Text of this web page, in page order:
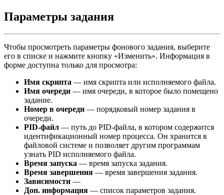
Параметры задания
Чтобы просмотреть параметры фонового задания, выберите
его в списке и нажмите кнопку «Изменить». Информация в
форме доступна только для просмотра:
Имя скрипта — имя скрипта или исполняемого файла.
Имя очереди — имя очереди, в которое было помещено
задание.
Номер в очереди — порядковый номер задания в
очереди.
PID-файл — путь до PID-файла, в котором содержится
идентификационный номер процесса. Он хранится в
файловой системе и позволяет другим программам
узнать PID исполняемого файла.
Время запуска — время запуска задания.
Время завершения — время завершения задания.
Зависимости —
Доп. информация — список параметров задания.